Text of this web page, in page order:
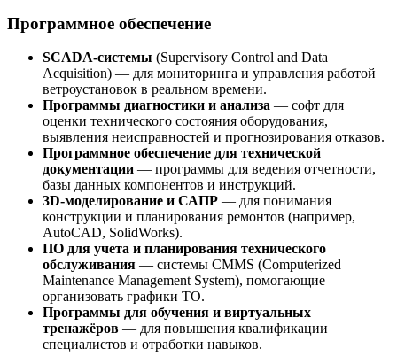
Программное обеспечение
SCADA-системы (Supervisory Control and Data
Acquisition) — для мониторинга и управления работой
ветроустановок в реальном времени.
Программы диагностики и анализа — софт для
оценки технического состояния оборудования,
выявления неисправностей и прогнозирования отказов.
Программное обеспечение для технической
документации — программы для ведения отчетности,
базы данных компонентов и инструкций.
3D-моделирование и САПР — для понимания
конструкции и планирования ремонтов (например,
AutoCAD, SolidWorks).
ПО для учета и планирования технического
обслуживания — системы CMMS (Computerized
Maintenance Management System), помогающие
организовать графики ТО.
Программы для обучения и виртуальных
тренажёров — для повышения квалификации
специалистов и отработки навыков.